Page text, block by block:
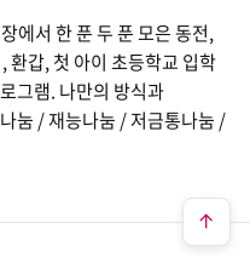
에서 한 푼 두 푼 모은 동전,
환갑, 첫 아이 초등학교 입학
그램. 나만의 방식과
눔 / 재능나눔 / 저금통나눔 /